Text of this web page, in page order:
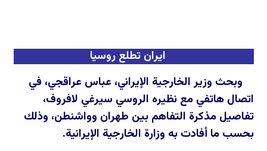
ايران تطلع روسيا
وبحث وزير الخارجية الإيراني، عباس عراقجي، في
اتصال هاتفي مع نظيره الروسي سيرغي لافروف،
تفاصيل مذكرة التفاهم بين طهران وواشنطن، وذلك
بحسب ما أفادت به وزارة الخارجية الإيرانية.